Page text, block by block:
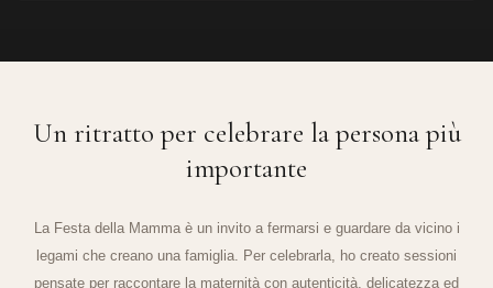
Un ritratto per celebrare la persona più
importante
La Festa della Mamma è un invito a fermarsi e guardare da vicino i
legami che creano una famiglia. Per celebrarla, ho creato sessioni
pensate per raccontare la maternità con autenticità, delicatezza ed